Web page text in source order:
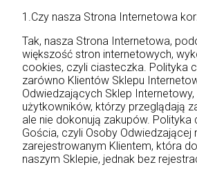
1.Czy nasza Strona Internetowa
Tak, nasza Strona Internetowa,
większość stron internetowych,
cookies, czyli ciasteczka. Polityka
zarówno Klientów Sklepu
Odwiedzających Sklep Internetowy,
użytkowników, którzy przeglądają
ale nie dokonują zakupów.
Gościa, czyli Osoby Odwiedzającej
zarejestrowanym Klientem, która
naszym Sklepie, jednak bez